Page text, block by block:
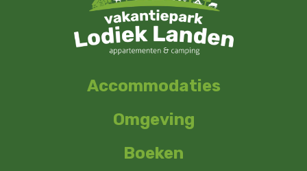
Accommodaties
Omgeving
Boeken